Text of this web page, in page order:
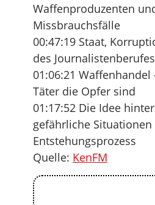
Waffenproduzenten
Missbrauchsfälle
00:47:19 Staat,
des Journalistenberufes
01:06:21
Täter die Opfer sind
01:17:52 Die Idee
gefährliche Situationen
Entstehungsprozess
Quelle: KenFM